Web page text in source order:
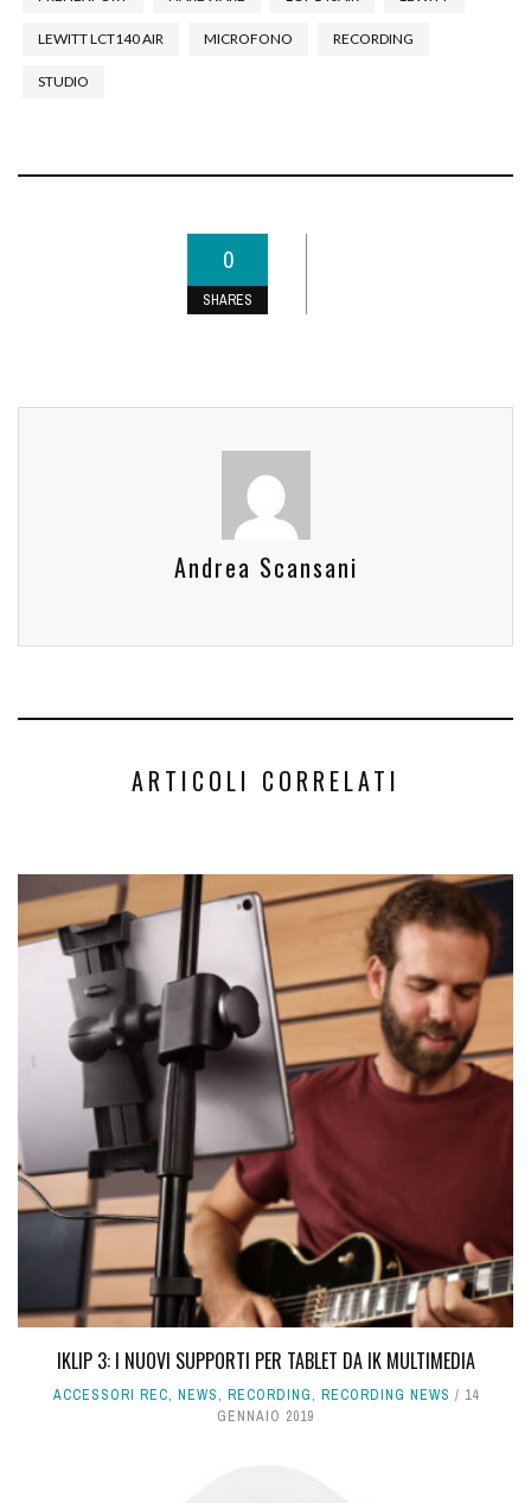
LEWITT LCT140 AIR MICROFONO RECORDING
STUDIO
0
SHARES
Andrea Scansani
ARTICOLI CORRELATI
IKLIP 3: I NUOVI SUPPORTI PER TABLET DA IK MULTIMEDIA
ACCESSORI REC, NEWS, RECORDING, RECORDING NEWS
14
GENNAIO 2019